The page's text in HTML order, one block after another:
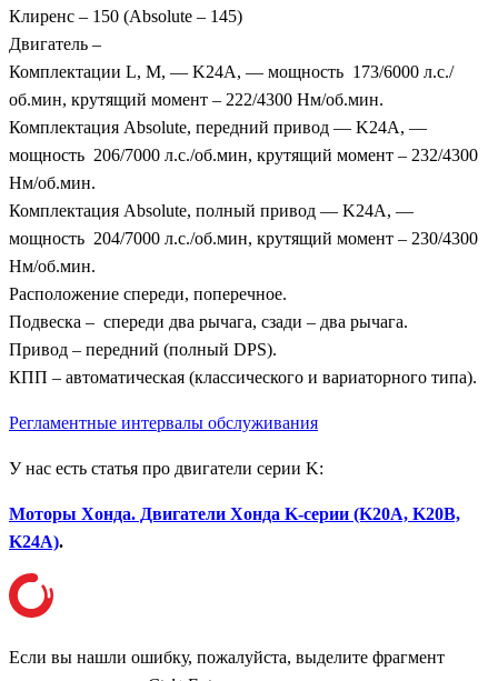
Клиренс – 150 (Absolute – 145)
Двигатель –
Комплектации L, M, — K24A, — мощность 173/6000 л.с./
об.мин, крутящий момент – 222/4300 Нм/об.мин.
Комплектация Absolute, передний привод — K24A, —
мощность 206/7000 л.с./об.мин, крутящий момент – 232/4300
Нм/об.мин.
Комплектация Absolute, полный привод — K24A, —
мощность 204/7000 л.с./об.мин, крутящий момент – 230/4300
Нм/об.мин.
Расположение спереди, поперечное.
Подвеска – спереди два рычага, сзади – два рычага.
Привод – передний (полный DPS).
КПП – автоматическая (классического и вариаторного типа).
Регламентные интервалы обслуживания
У нас есть статья про двигатели серии K:
Моторы Хонда. Двигатели Хонда K-серии (K20A, K20B,
K24A).
Если вы нашли ошибку, пожалуйста, выделите фрагмент